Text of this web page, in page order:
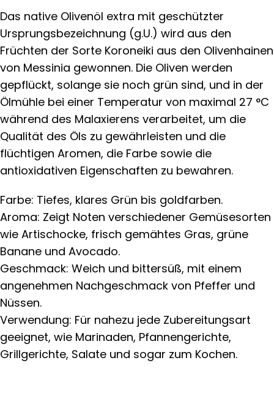
Das native Olivenöl extra mit geschützter
Ursprungsbezeichnung (g.U.) wird aus den
Früchten der Sorte Koroneiki aus den Olivenhainen
von Messinia gewonnen. Die Oliven werden
gepflückt, solange sie noch grün sind, und in der
Ölmühle bei einer Temperatur von maximal 27 °C
während des Malaxierens verarbeitet, um die
Qualität des Öls zu gewährleisten und die
flüchtigen Aromen, die Farbe sowie die
antioxidativen Eigenschaften zu bewahren.
Farbe: Tiefes, klares Grün bis goldfarben.
Aroma: Zeigt Noten verschiedener Gemüsesorten
wie Artischocke, frisch gemähtes Gras, grüne
Banane und Avocado.
Geschmack: Weich und bittersüß, mit einem
angenehmen Nachgeschmack von Pfeffer und
Nüssen.
Verwendung: Für nahezu jede Zubereitungsart
geeignet, wie Marinaden, Pfannengerichte,
Grillgerichte, Salate und sogar zum Kochen.